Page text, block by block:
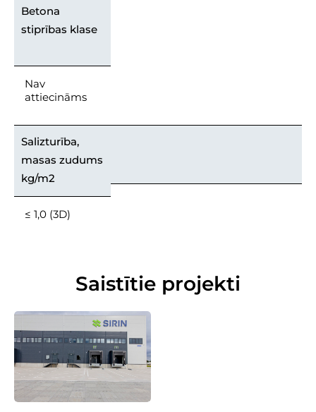
Betona
stiprības klase
Nav
attiecināms
Salizturība,
masas zudums
kg/m2
≤ 1,0 (3D)
Saistītie projekti